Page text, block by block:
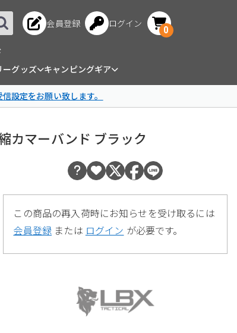
会員登録 ログイン
0
ーグッズ キャンピングギア
設定をお願い致します。
カマーバンド ブラック
この商品の再入荷時にお知らせを受け取るには
会員登録 または ログイン が必要です。